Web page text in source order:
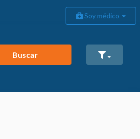
Soy médico
Buscar